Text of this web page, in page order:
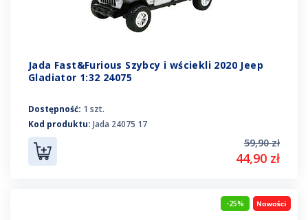
Jada Fast&Furious Szybcy i wściekli 2020 Jeep
Gladiator 1:32 24075
Dostępność: 1 szt.
Kod produktu: Jada 24075 17
59,90 zł
44,90 zł
-25%